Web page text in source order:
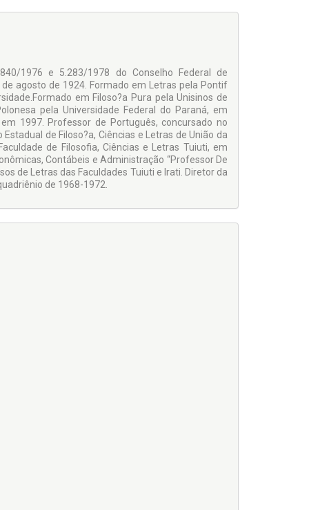
1976 e 5.283/1978 do Conselho Federal de
agosto de 1924. Formado em Letras pela Pontif
em Filoso?a Pura pela Unisinos de
pela Universidade Federal do Paraná, em
1997. Professor de Português, concursado no
de Filoso?a, Ciências e Letras de União da
de Filosofia, Ciências e Letras Tuiuti, em
Contábeis e Administração “Professor De
de Letras das Faculdades Tuiuti e Irati. Diretor da
de 1968-1972.